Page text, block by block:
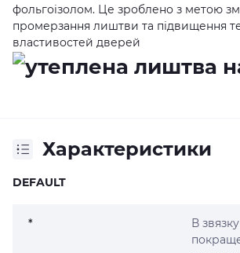
фольгоізолом. Це зроблено з метою
промерзання лиштви та підвищення
властивостей дверей
Характеристики
DEFAULT
*
В